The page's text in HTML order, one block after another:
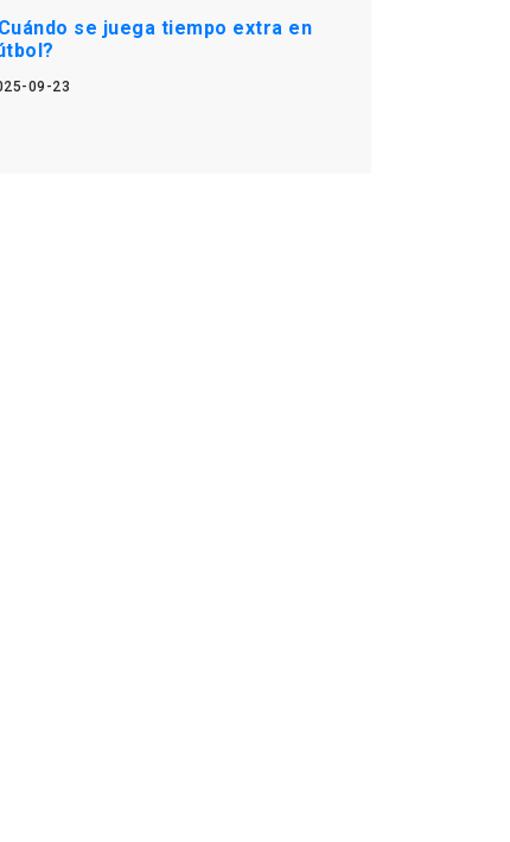
se juega tiempo extra en
09-23